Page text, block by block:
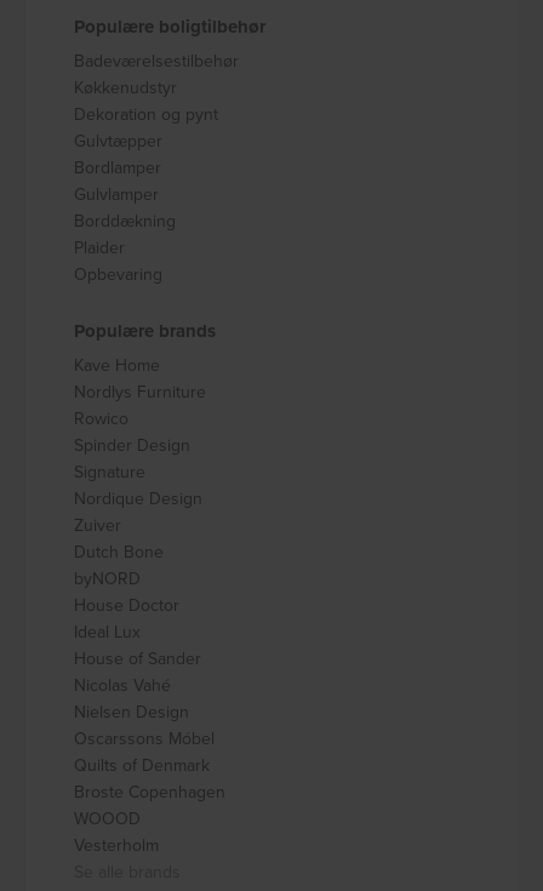
Populære boligtilbehør
Badeværelsestilbehør
Køkkenudstyr
Dekoration og pynt
Gulvtæpper
Bordlamper
Gulvlamper
Borddækning
Plaider
Opbevaring
Populære brands
Kave Home
Nordlys Furniture
Rowico
Spinder Design
Signature
Nordique Design
Zuiver
Dutch Bone
byNORD
House Doctor
Ideal Lux
House of Sander
Nicolas Vahé
Nielsen Design
Oscarssons Móbel
Quilts of Denmark
Broste Copenhagen
WOOOD
Vesterholm